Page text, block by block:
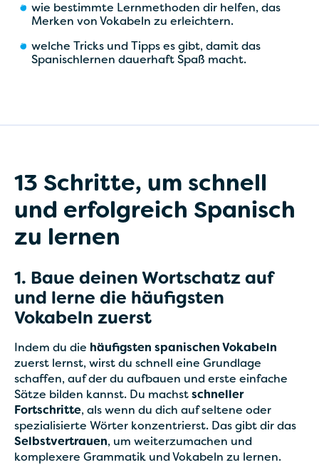
wie bestimmte Lernmethoden dir helfen, das
Merken von Vokabeln zu erleichtern.
welche Tricks und Tipps es gibt, damit das
Spanischlernen dauerhaft Spaß macht.
13 Schritte, um schnell
und erfolgreich Spanisch
zu lernen
1. Baue deinen Wortschatz auf
und lerne die häufigsten
Vokabeln zuerst
Indem du die häufigsten spanischen Vokabeln
zuerst lernst, wirst du schnell eine Grundlage
schaffen, auf der du aufbauen und erste einfache
Sätze bilden kannst. Du machst schneller
Fortschritte, als wenn du dich auf seltene oder
spezialisierte Wörter konzentrierst. Das gibt dir das
Selbstvertrauen, um weiterzumachen und
komplexere Grammatik und Vokabeln zu lernen.